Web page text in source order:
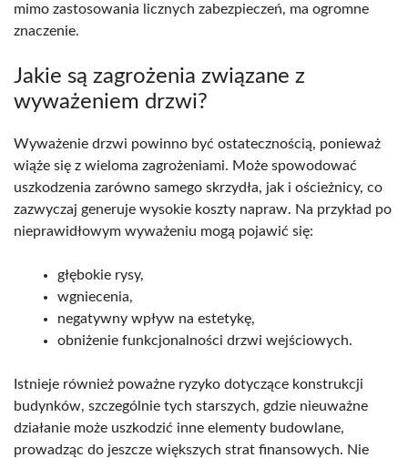
mimo zastosowania licznych zabezpieczeń, ma ogromne
znaczenie.
Jakie są zagrożenia związane z
wyważeniem drzwi?
Wyważenie drzwi powinno być ostatecznością, ponieważ
wiąże się z wieloma zagrożeniami. Może spowodować
uszkodzenia zarówno samego skrzydła, jak i ościeżnicy, co
zazwyczaj generuje wysokie koszty napraw. Na przykład po
nieprawidłowym wyważeniu mogą pojawić się:
głębokie rysy,
wgniecenia,
negatywny wpływ na estetykę,
obniżenie funkcjonalności drzwi wejściowych.
Istnieje również poważne ryzyko dotyczące konstrukcji
budynków, szczególnie tych starszych, gdzie nieuważne
działanie może uszkodzić inne elementy budowlane,
prowadząc do jeszcze większych strat finansowych. Nie